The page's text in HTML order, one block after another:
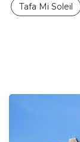
Tafa Mi Soleil